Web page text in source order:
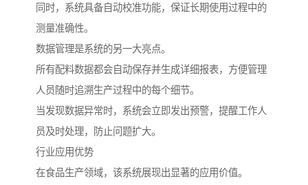
同时，系统具备自动校准功能，保证长期使用过程中的
测量准确性。
数据管理是系统的另一大亮点。
所有配料数据都会自动保存并生成详细报表，方便管理
人员随时追溯生产过程中的每个细节。
当发现数据异常时，系统会立即发出预警，提醒工作人
员及时处理，防止问题扩大。
行业应用优势
在食品生产领域，该系统展现出显著的应用价值。